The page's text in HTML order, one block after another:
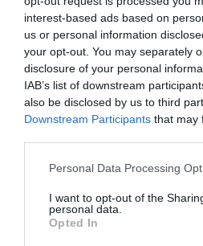
interest-based ads based on
us or personal information
your opt-out. You may separately
disclosure of your personal
IAB’s list of downstream
also be disclosed by us to third
Downstream Participants that may
Personal Data Processing
I want to opt-out of the
personal data.
Opted In
demisia. „Mandatul
care m-au trimis